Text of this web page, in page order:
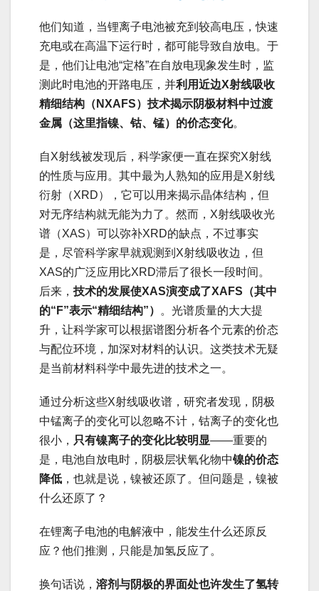
他们知道，当锂离子电池被充到较高电压，快速
充电或在高温下运行时，都可能导致自放电。于
是，他们让电池“定格”在自放电现象发生时，监
测此时电池的开路电压，并利用近边X射线吸收
精细结构（NXAFS）技术揭示阴极材料中过渡
金属（这里指镍、钴、锰）的价态变化。
自X射线被发现后，科学家便一直在探究X射线
的性质与应用。其中最为人熟知的应用是X射线
衍射（XRD），它可以用来揭示晶体结构，但
对无序结构就无能为力了。然而，X射线吸收光
谱（XAS）可以弥补XRD的缺点，不过事实
是，尽管科学家早就观测到X射线吸收边，但
XAS的广泛应用比XRD滞后了很长一段时间。
后来， 技术的发展使XAS演变成了XAFS（其中
的“F”表示“精细结构”）
。光谱质量的大大提
升，让科学家可以根据谱图分析各个元素的价态
与配位环境，加深对材料的认识。这类技术无疑
是当前材料科学中最先进的技术之一。
通过分析这些X射线吸收谱，研究者发现，阴极
中锰离子的变化可以忽略不计，钴离子的变化也
很小， 只有镍离子的变化比较明显——重要的
是，电池自放电时，阴极层状氧化物中镍的价态
降低 ，也就是说，镍被还原了。但问题是，镍被
什么还原了？
在锂离子电池的电解液中，能发生什么还原反
应？他们推测，只能是加氢反应了。
换句话说， 溶剂与阴极的界面处也许发生了氢转